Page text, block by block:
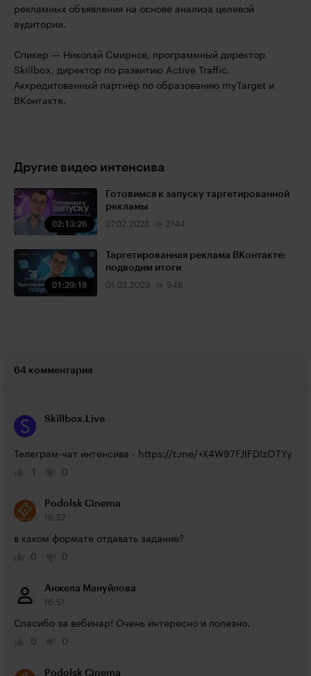
рекламных объявления на основе анализа целевой
аудитории.
Спикер — Николай Смирнов, программный директор
Skillbox, директор по развитию Active Traffic.
Аккредитованный партнёр по образованию myTarget и
ВКонтакте.
Другие видео интенсива
02:13:26
Готовимся к запуску таргетированной
рекламы
27.02.2023 2144
01:29:18
Таргетированная реклама ВКонтакте:
подводим итоги
01.03.2023 948
64 комментария
Skillbox.Live
Телеграм-чат интенсива - https://t.me/+X4W97FJIFDIzOTYy
1
0
Podolsk Cinema
16:52
в каком формате отдавать задание?
0
0
Анжела Мануйлова
16:51
Спасибо за вебинар! Очень интересно и полезно.
0
0
Podolsk Cinema